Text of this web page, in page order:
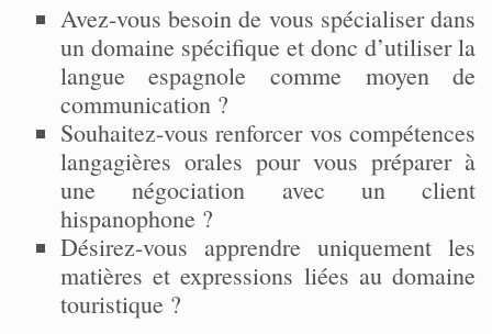
Avez-vous besoin de vous spécialiser dans
un domaine spécifique et donc d’utiliser la
langue espagnole comme moyen de
communication ?
Souhaitez-vous renforcer vos compétences
langagières orales pour vous préparer à
une négociation avec un client
hispanophone ?
Désirez-vous apprendre uniquement les
matières et expressions liées au domaine
touristique ?